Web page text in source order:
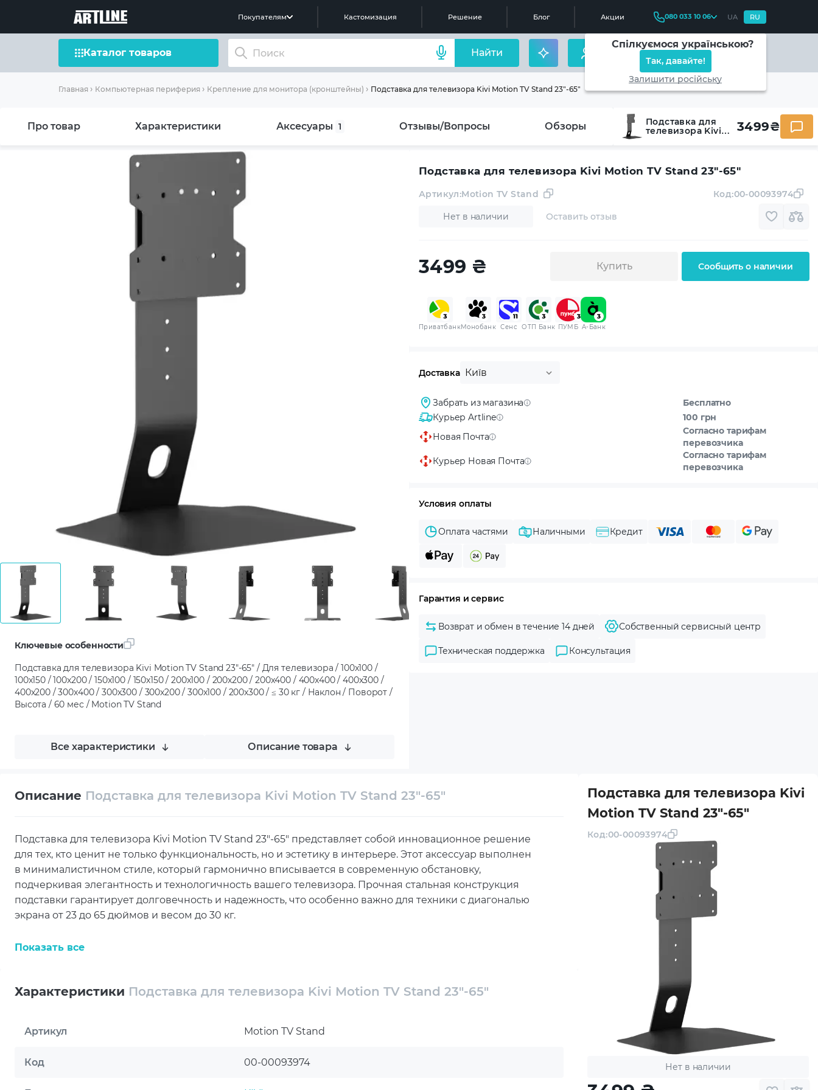
Покупателям Кастомизация Решение Блог Акции 080 033 10 06 UA RU
Спілкуємося українською?
Так, давайте!
Залишити російську
Каталог товаров Найти
Главная Компьютерная периферия Крепление для монитора (кронштейны) Подставка для телевизора Kivi Motion TV Stand 23"-65"
Про товар Характеристики Аксесуары 1 Отзывы/Вопросы Обзоры
Подставка для
телевизора Kivi
3499₴
Ключевые особенности
Подставка для телевизора Kivi Motion TV Stand 23"-65" / Для телевизора / 100x100 /
100x150 / 100x200 / 150x100 / 150x150 / 200x100 / 200x200 / 200x400 / 400x400 / 400x300 /
400x200 / 300x400 / 300x300 / 300x200 / 300x100 / 200x300 / ≤ 30 кг / Наклон / Поворот /
Высота / 60 мес / Motion TV Stand
Все характеристики Описание товара
Подставка для телевизора Kivi Motion TV Stand 23"-65"
Нет в наличии
Артикул:Motion TV Stand
Оставить отзыв
Код:00-00093974
3499 ₴ Купить Сообщить о наличии
ПриватбанкМонобанк Сенс ОТП Банк ПУМБ A-Банк
Доставка Київ
Забрать из магазина
Бесплатно
Курьер Artline
100 грн
Новая Почта
Согласно тарифам
перевозчика
Курьер Новая Почта
Согласно тарифам
перевозчика
Условия оплаты
Оплата частями Наличными Кредит
Гарантия и сервис
Возврат и обмен в течение 14 дней Собственный сервисный центр
Техническая поддержка Консультация
Описание Подставка для телевизора Kivi Motion TV Stand 23"-65"
Подставка для телевизора Kivi Motion TV Stand 23"-65" представляет собой инновационное решение
для тех, кто ценит не только функциональность, но и эстетику в интерьере. Этот аксессуар выполнен
в минималистичном стиле, который гармонично вписывается в современную обстановку,
подчеркивая элегантность и технологичность вашего телевизора. Прочная стальная конструкция
подставки гарантирует долговечность и надежность, что особенно важно для техники с диагональю
экрана от 23 до 65 дюймов и весом до 30 кг.
диапазоне +5°/-10° и поворот на ±35° дают возможность находиться в идеальной точке обзора из
любой части комнаты. Это делает подставку идеальным выбором для различных сценариев
Она помогает избежать беспорядка и поддерживает аккуратный вид пространства, что особенно
важно для тех, кто ценит порядок и простоту. Это значит, что вам не придется беспокоиться о
спутанных проводах, портящих внешний вид. Универсальность конструкции позволяет
Показать все
Характеристики Подставка для телевизора Kivi Motion TV Stand 23"-65"
Артикул Motion TV Stand
Код 00-00093974
Подставка для телевизора Kivi
Motion TV Stand 23"-65"
Код:00-00093974
Нет в наличии